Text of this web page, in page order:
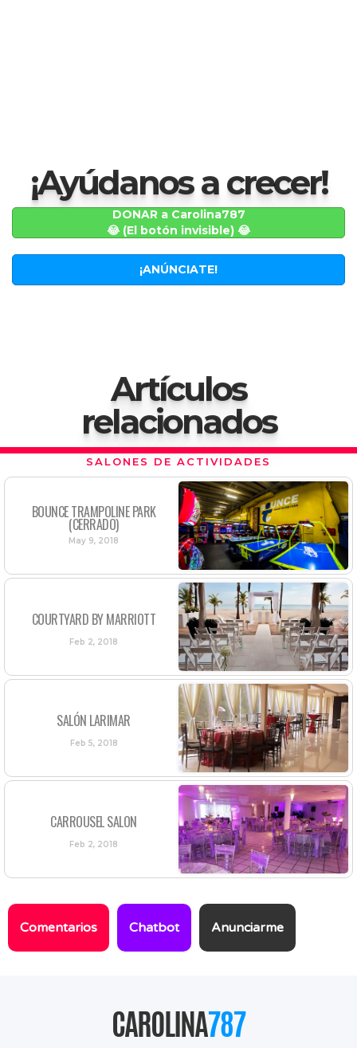
¡Ayúdanos a crecer!
DONAR a Carolina787
😂 (El botón invisible) 😂
¡ANÚNCIATE!
Artículos
relacionados
SALONES DE ACTIVIDADES
BOUNCE TRAMPOLINE PARK
(CERRADO)
May 9, 2018
COURTYARD BY MARRIOTT
Feb 2, 2018
SALÓN LARIMAR
Feb 5, 2018
CARROUSEL SALON
Feb 2, 2018
Comentarios Chatbot Anunciarme
CAROLINA787